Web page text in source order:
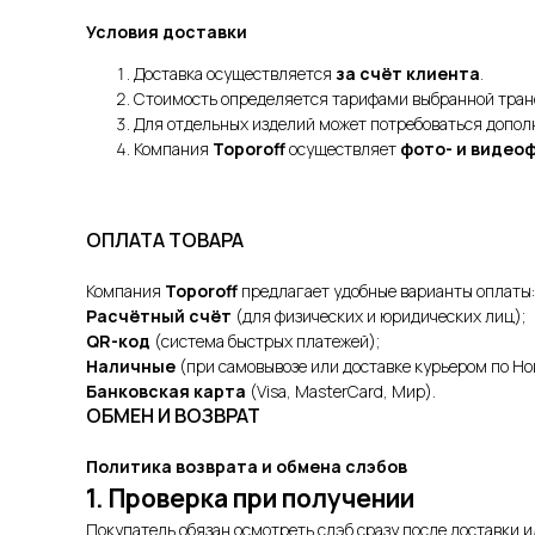
Условия доставки
Доставка осуществляется за счёт клиента.
Стоимость определяется тарифами выбранной
Для отдельных изделий может потребоваться
Компания Toporoffосуществляет фото- и
ОПЛАТА ТОВАРА
Компания Toporoff предлагает удобные варианты оплаты:
Расчётный счёт (для физических и юридических лиц);
QR-код (система быстрых платежей);
Наличные (при самовывозе или доставке курьером по
Банковская карта (Visa, MasterCard, Мир).
ОБМЕН И ВОЗВРАТ
Политика возврата и обмена слэбов
1. Проверка при получении
Покупатель обязан осмотреть слэб сразу после